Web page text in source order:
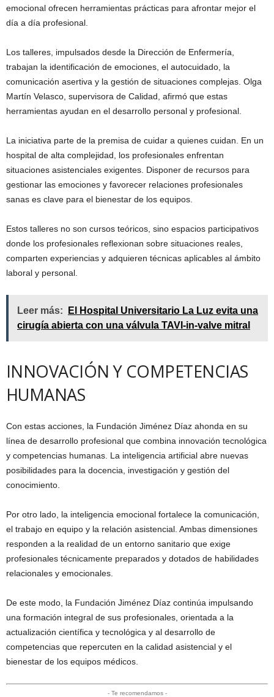
emocional ofrecen herramientas prácticas para afrontar mejor el
día a día profesional.
Los talleres, impulsados desde la Dirección de Enfermería,
trabajan la identificación de emociones, el autocuidado, la
comunicación asertiva y la gestión de situaciones complejas. Olga
Martín Velasco, supervisora de Calidad, afirmó que estas
herramientas ayudan en el desarrollo personal y profesional.
La iniciativa parte de la premisa de cuidar a quienes cuidan. En un
hospital de alta complejidad, los profesionales enfrentan
situaciones asistenciales exigentes. Disponer de recursos para
gestionar las emociones y favorecer relaciones profesionales
sanas es clave para el bienestar de los equipos.
Estos talleres no son cursos teóricos, sino espacios participativos
donde los profesionales reflexionan sobre situaciones reales,
comparten experiencias y adquieren técnicas aplicables al ámbito
laboral y personal.
Leer más:
El Hospital Universitario La Luz evita una
cirugía abierta con una válvula TAVI-in-valve mitral
INNOVACIÓN Y COMPETENCIAS
HUMANAS
Con estas acciones, la Fundación Jiménez Díaz ahonda en su
línea de desarrollo profesional que combina innovación tecnológica
y competencias humanas. La inteligencia artificial abre nuevas
posibilidades para la docencia, investigación y gestión del
conocimiento.
Por otro lado, la inteligencia emocional fortalece la comunicación,
el trabajo en equipo y la relación asistencial. Ambas dimensiones
responden a la realidad de un entorno sanitario que exige
profesionales técnicamente preparados y dotados de habilidades
relacionales y emocionales.
De este modo, la Fundación Jiménez Díaz continúa impulsando
una formación integral de sus profesionales, orientada a la
actualización científica y tecnológica y al desarrollo de
competencias que repercuten en la calidad asistencial y el
bienestar de los equipos médicos.
- Te recomendamos -